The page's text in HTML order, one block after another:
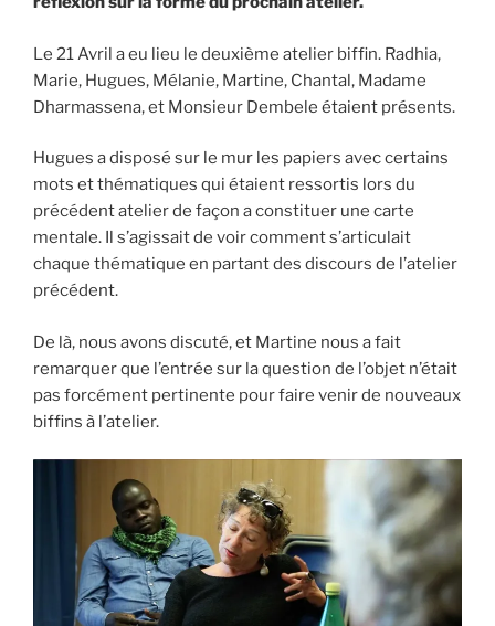
Le 21 Avril a eu lieu le deuxième atelier biffin. Radhia,
Marie, Hugues, Mélanie, Martine, Chantal, Madame
Dharmassena, et Monsieur Dembele étaient présents.
Hugues a disposé sur le mur les papiers avec certains
mots et thématiques qui étaient ressortis lors du
précédent atelier de façon a constituer une carte
mentale. Il s’agissait de voir comment s’articulait
chaque thématique en partant des discours de l’atelier
précédent.
De là, nous avons discuté, et Martine nous a fait
remarquer que l’entrée sur la question de l’objet n’était
pas forcément pertinente pour faire venir de nouveaux
biffins à l’atelier.